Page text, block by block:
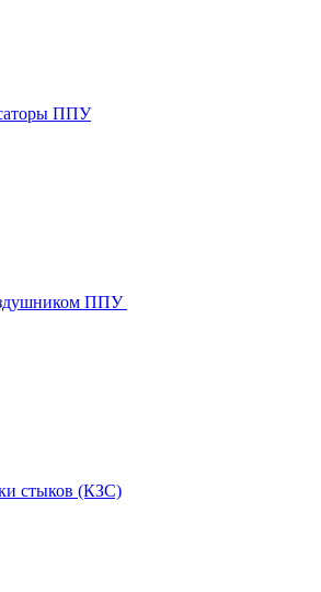
ППУ
ППУ
стыков (КЗС)